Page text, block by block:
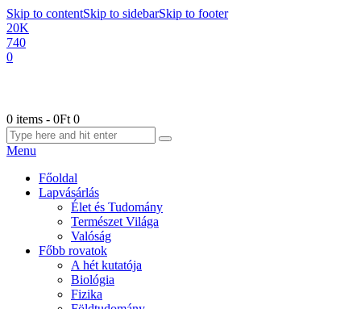
Skip to contentSkip to sidebarSkip to footer
20K
740
0
0 items - 0Ft 0
Menu
Főoldal
Lapvásárlás
Élet és Tudomány
Természet Világa
Valóság
Főbb rovatok
A hét kutatója
Biológia
Fizika